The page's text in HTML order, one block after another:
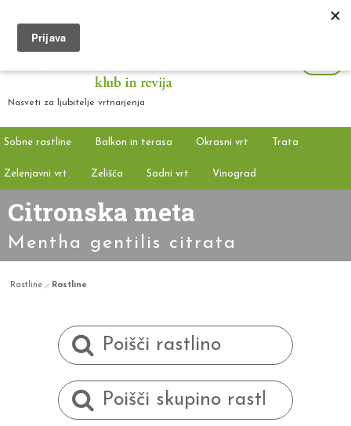
Nasveti za ljubitelje vrtnarjenja
Sobne rastline Balkon in terasa Okrasni vrt Trata
Zelenjavni vrt Zelišča Sadni vrt Vinograd
Citronska meta
Mentha gentilis citrata
Rastline Rastline